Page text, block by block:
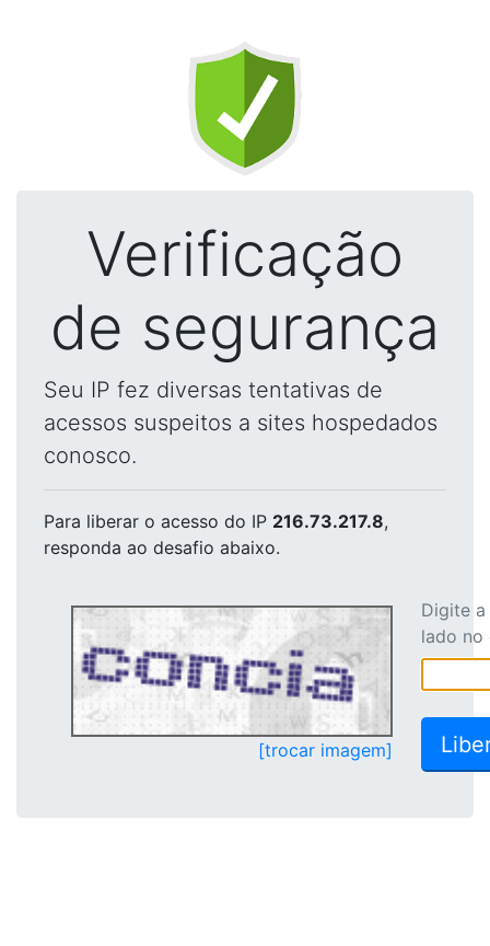
Verificação
de segurança
Seu IP fez diversas tentativas de
acessos suspeitos a sites hospedados
conosco.
Para liberar o acesso do IP 216.73.217.8,
responda ao desafio abaixo.
[trocar imagem]
Digite
lado no